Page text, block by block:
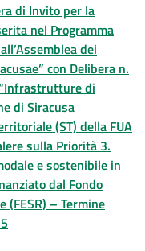
di Invito per la
nel Programma
dei
con Delibera n.
di
di Siracusa
(ST) della FUA
sulla Priorità 3.
e sostenibile in
dal Fondo
(FESR) – Termine